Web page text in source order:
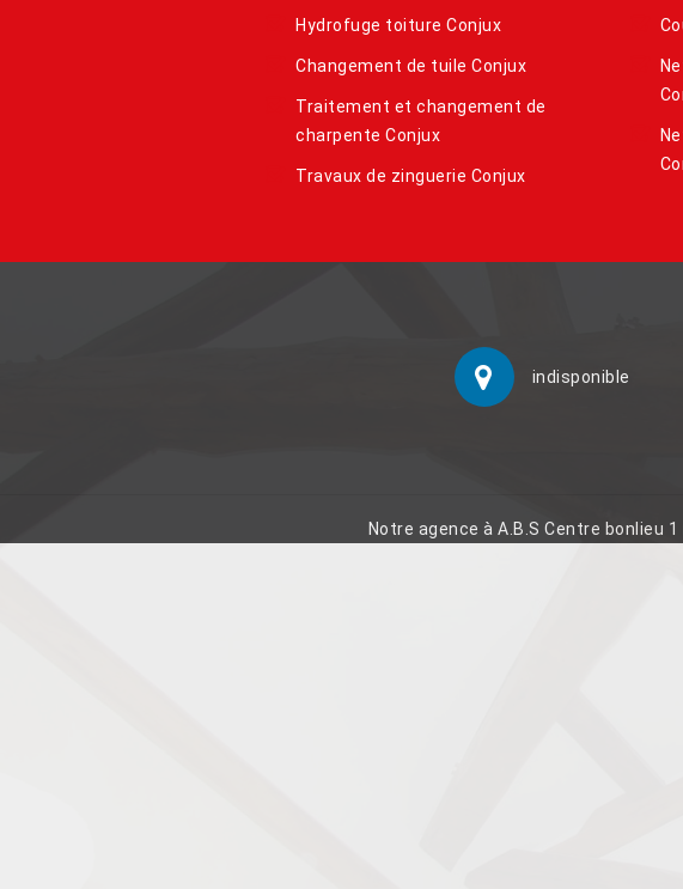
Hydrofuge toiture Conjux
Changement de tuile Conjux
Traitement et changement de
charpente Conjux
Travaux de zinguerie Conjux
indisponible
Notre agence à A.B.S Centre bonlieu 1